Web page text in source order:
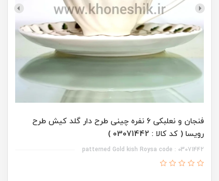
فنجان و نعلبکی 6 نفره چینی طرح دار گلد کیش طرح
رویسا ( کد کالا : 03071442 )
patterned Gold kish Roysa code : 03071442